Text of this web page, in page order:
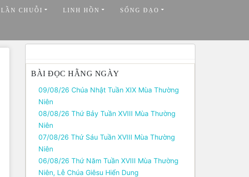
LẦN CHUỖI LINH HỒN SỐNG ĐẠO
BÀI ĐỌC HẰNG NGÀY
09/08/26 Chúa Nhật Tuần XIX Mùa Thường
Niên
08/08/26 Thứ Bảy Tuần XVIII Mùa Thường
Niên
07/08/26 Thứ Sáu Tuần XVIII Mùa Thường
Niên
06/08/26 Thứ Năm Tuần XVIII Mùa Thường
Niên, Lễ Chúa Giêsu Hiển Dung